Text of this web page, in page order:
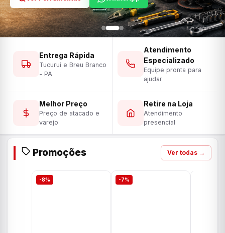
Entrega Rápida
Tucuruí e Breu Branco
- PA
Atendimento
Especializado
Equipe pronta para
ajudar
Melhor Preço
Preço de atacado e
varejo
Retire na Loja
Atendimento
presencial
Promoções Ver todas →
-8% -7%